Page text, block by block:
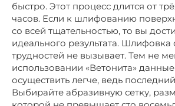
быстро. Этот процесс длится от
часов. Если к шлифованию
со всей тщательностью, то вы
идеального результата. Шлифовка
трудностей не вызывает. Тем не
использовании «Ветонита»
осуществить легче, ведь
Выбирайте абразивную сетку,